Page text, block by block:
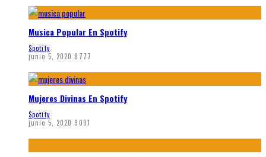
Musica Popular En Spotify
Spotify
junio 5, 2020 8777
Mujeres Divinas En Spotify
Spotify
junio 5, 2020 9091